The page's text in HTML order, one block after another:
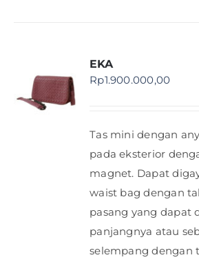
EKA
Rp1.900.000,00
Tas mini dengan
pada eksterior
magnet. Dapat
waist bag dengan
pasang yang dapat
panjangnya atau
selempang dengan